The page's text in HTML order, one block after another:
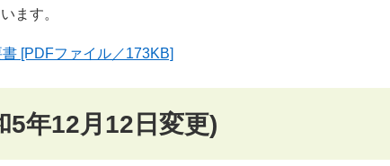
ます。
[PDFファイル／173KB]
5年12月12日変更)